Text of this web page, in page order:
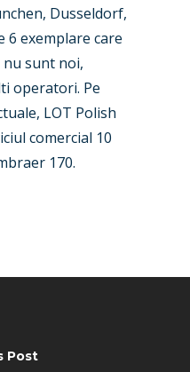
Dusseldorf,
6 exemplare care
sunt noi,
operatori. Pe
LOT Polish
comercial 10
170.
Post
Industry
Accidents / Incidents
Airshows
Dubai 2025
Paris 2025
Farnborough 2024
Business Jets
Military
Trip Reports
Contact